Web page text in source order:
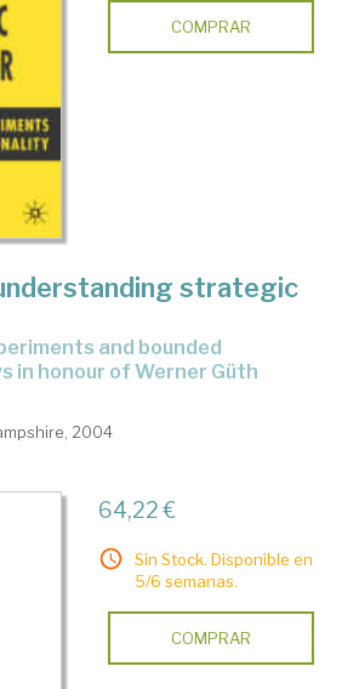
COMPRAR
strategic
in honour of Werner Güth
2004
64,22 €
Sin Stock. Disponible en
5/6 semanas.
COMPRAR